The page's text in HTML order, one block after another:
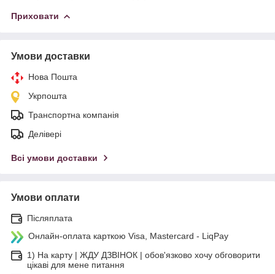
Приховати
Умови доставки
Нова Пошта
Укрпошта
Транспортна компанія
Делівері
Всі умови доставки
Умови оплати
Післяплата
Онлайн-оплата карткою Visa, Mastercard - LiqPay
1) На карту | ЖДУ ДЗВІНОК | обов'язково хочу обговорити
цікаві для мене питання